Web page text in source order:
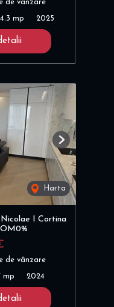
de vânzare
mp 2025
Harta
Next
I Cortina
de vânzare
mp 2024